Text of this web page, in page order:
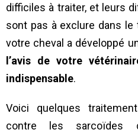
difficiles à traiter, et leurs
sont pas à exclure dans
votre cheval a développé
l’avis de votre
indispensable.
Voici quelques
contre les sarcoïdes